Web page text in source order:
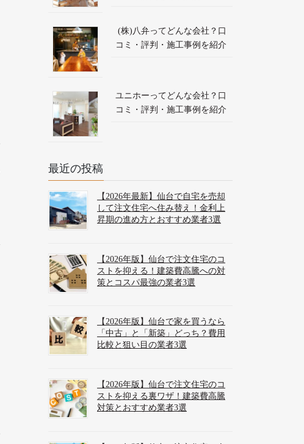
(株)八弁ってどんな会社？口
コミ・評判・施工事例を紹介
ユニホーってどんな会社？口
コミ・評判・施工事例を紹介
最近の投稿
【2026年最新】仙台で自宅を売却
して注文住宅へ住み替え！金利上
昇期の進め方とおすすめ業者3選
【2026年版】仙台で注文住宅のコ
ストを抑える！建築費高騰への対
策とコスパ最強の業者3選
【2026年版】仙台で家を買うなら
「中古」と「新築」どっち？費用
比較と狙い目の業者3選
【2026年版】仙台で注文住宅のコ
ストを抑える裏ワザ！建築費高騰
対策とおすすめ業者3選